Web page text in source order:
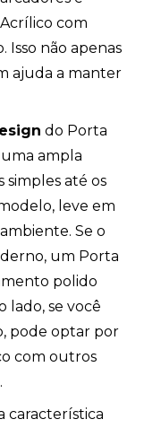
com
Isso não apenas
ajuda a manter
do Porta
ampla
simples até os
leve em
Se o
um Porta
polido
lado, se você
pode optar por
com outros
característica